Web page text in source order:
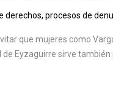
derechos, procesos de
que mujeres como
Eyzaguirre sirve